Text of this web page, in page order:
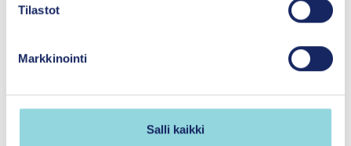
Tilastot
Markkinointi
Salli kaikki
Organisaation muutosvalmiuden arvioiminen